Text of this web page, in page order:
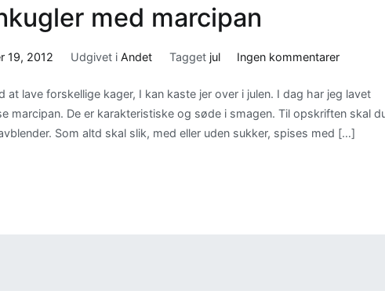
med marcipan
19, 2012 Udgivet i Andet Tagget jul Ingen kommentarertil
med
marcipan
at lave forskellige kager, I kan kaste jer over i julen. I dag har jeg lavet
marcipan. De er karakteristiske og søde i smagen. Til opskriften skal
Som altd skal slik, med eller uden sukker, spises med […]